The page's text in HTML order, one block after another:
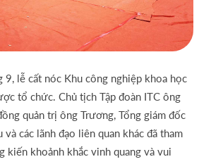
9, lễ cất nóc Khu công nghiệp khoa học
tổ chức. Chủ tịch Tập đoàn ITC ông
quản trị ông Trương, Tổng giám đốc
và các lãnh đạo liên quan khác đã tham
kiến ​​khoảnh khắc vinh quang và vui